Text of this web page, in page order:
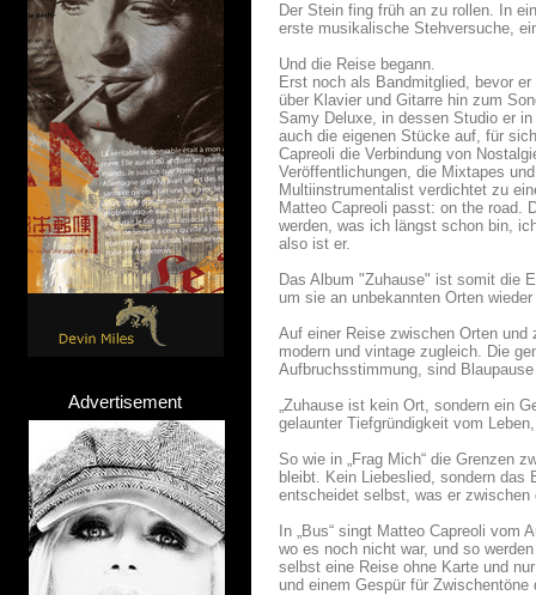
Advertisement
Der Stein fing früh an zu rollen. In
erste musikalische Stehversuche,
Und die Reise begann.
Erst noch als Bandmitglied, bevor
über Klavier und Gitarre hin zum
Samy Deluxe, in dessen Studio er
auch die eigenen Stücke auf, für
Capreoli die Verbindung von
Veröffentlichungen, die Mixtapes
Multiinstrumentalist verdichtet zu
Matteo Capreoli passt: on the road.
werden, was ich längst schon bin,
also ist er.
Das Album "Zuhause" ist somit die
um sie an unbekannten Orten
Auf einer Reise zwischen Orten und
modern und vintage zugleich. Die
Aufbruchsstimmung, sind
„Zuhause ist kein Ort, sondern ein
gelaunter Tiefgründigkeit vom
So wie in „Frag Mich“ die Grenzen
bleibt. Kein Liebeslied, sondern das
entscheidet selbst, was er
In „Bus“ singt Matteo Capreoli
wo es noch nicht war, und so
selbst eine Reise ohne Karte und
und einem Gespür für